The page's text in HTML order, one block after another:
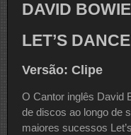
DAVID BOWIE
LET’S DANCE
Versão: Clipe
O Cantor inglês David
de discos ao longo de
maiores sucessos